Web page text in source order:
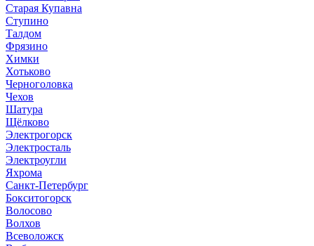
Старая Купавна
Ступино
Талдом
Фрязино
Химки
Хотьково
Черноголовка
Чехов
Шатура
Щёлково
Электрогорск
Электросталь
Электроугли
Яхрома
Санкт-Петербург
Бокситогорск
Волосово
Волхов
Всеволожск